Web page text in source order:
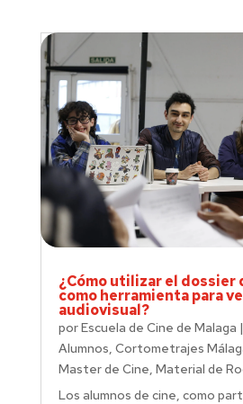
¿Cómo utilizar el dossier
como herramienta para
audiovisual?
porEscuela de Cine de Malaga |
Alumnos, Cortometrajes
Master de Cine, Material de
Los alumnos de cine, como